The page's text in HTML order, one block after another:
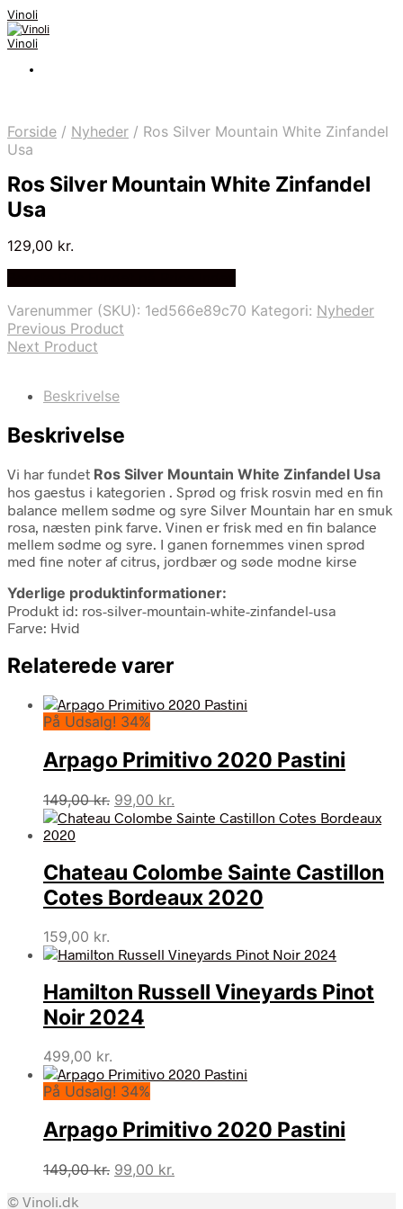
Vinoli
Vinoli
Forside / Nyheder / Ros Silver Mountain White Zinfandel
Usa
Ros Silver Mountain White Zinfandel
Usa
129,00 kr.
Varenummer (SKU): 1ed566e89c70 Kategori: Nyheder
Previous Product
Next Product
Beskrivelse
Beskrivelse
Vi har fundet Ros Silver Mountain White Zinfandel Usa
hos gaestus i kategorien . Sprød og frisk rosvin med en fin
balance mellem sødme og syre Silver Mountain har en smuk
rosa, næsten pink farve. Vinen er frisk med en fin balance
mellem sødme og syre. I ganen fornemmes vinen sprød
med fine noter af citrus, jordbær og søde modne kirse
Yderlige produktinformationer:
Produkt id: ros-silver-mountain-white-zinfandel-usa
Farve: Hvid
Relaterede varer
På Udsalg! 34%
Arpago Primitivo 2020 Pastini
149,00kr. Den
oprindelige
149,00 kr..
99,00 kr.
aktuelle
99,00 kr..
Chateau Colombe Sainte Castillon
Cotes Bordeaux 2020
159,00 kr.
Hamilton Russell Vineyards Pinot
Noir 2024
499,00 kr.
På Udsalg! 34%
Arpago Primitivo 2020 Pastini
149,00kr. Den
99,00 kr.
© Vinoli.dk